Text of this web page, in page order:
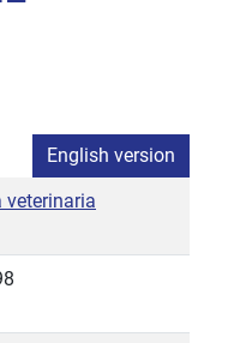
English version
veterinaria